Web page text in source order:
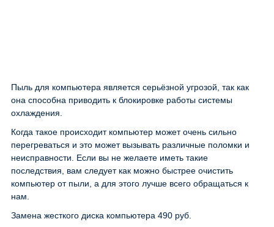
Пыль для компьютера является серьёзной угрозой, так как
она способна приводить к блокировке работы системы
охлаждения.
Когда такое происходит компьютер может очень сильно
перегреваться и это может вызывать различные поломки и
неисправности. Если вы не желаете иметь такие
последствия, вам следует как можно быстрее очистить
компьютер от пыли, а для этого лучше всего обращаться к
нам.
Замена жесткого диска компьютера 490 руб.